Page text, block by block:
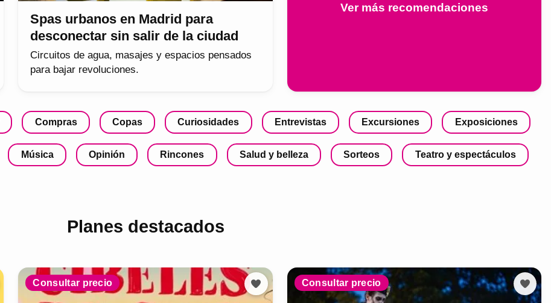
Spas urbanos en Madrid para
desconectar sin salir de la ciudad
Circuitos de agua, masajes y espacios pensados
para bajar revoluciones.
Ver más recomendaciones
Compras Copas Curiosidades Entrevistas Excursiones Exposiciones
Música Opinión Rincones Salud y belleza Sorteos Teatro y espectáculos
Planes destacados
Consultar precio Consultar precio